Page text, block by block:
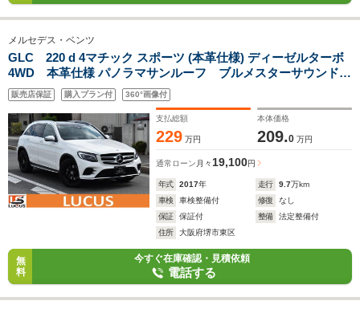
メルセデス・ベンツ
GLC 220 d 4マチック スポーツ (本革仕様) ディーゼルターボ
4WD 本革仕様 パノラマサンルーフ ブルメスターサウンド
本革シート スポーツ パフュームアトマイザー レーダーセーフ
ティパッケージ ランニングボード ホイールブラック塗装
販売店保証 購入プラン付 360°画像付
支払総額
229 万円
本体価格
209.0 万円
通常ローン 月々 19,100円
年式 2017年 走行 9.7万km
車検
車検整備付 修復
なし
保証
保証付 整備
法定整備付
住所
大阪府堺市東区
無
料
今すぐ在庫確認・見積依頼
電話する